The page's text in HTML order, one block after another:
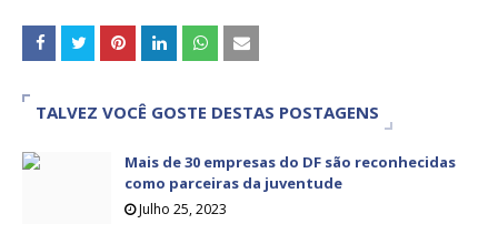
TALVEZ VOCÊ GOSTE DESTAS POSTAGENS
Mais de 30 empresas do DF são reconhecidas
como parceiras da juventude
Julho 25, 2023